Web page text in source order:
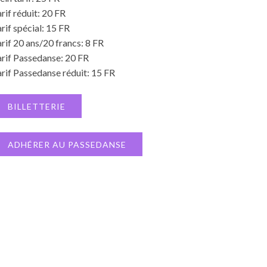
réduit: 20 FR
spécial: 15 FR
20 ans/20 francs: 8 FR
Passedanse: 20 FR
Passedanse réduit: 15 FR
BILLETTERIE
ADHÉRER AU PASSEDANSE